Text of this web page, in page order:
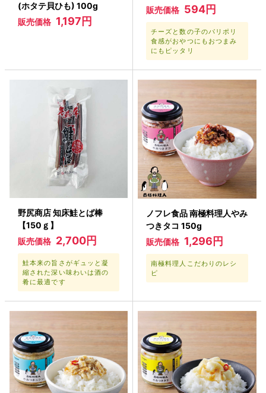
(ホタテ貝ひも) 100g
販売価格 1,197円
販売価格 594円
チーズと数の子のパリポリ
食感がおやつにもおつまみ
にもピッタリ
野尻商店 知床鮭とば棒
【150ｇ】
販売価格 2,700円
鮭本来の旨さがギュッと凝
縮された深い味わいは酒の
肴に最適です
ノフレ食品 南極料理人やみ
つきタコ 150g
販売価格 1,296円
南極料理人こだわりのレシ
ピ